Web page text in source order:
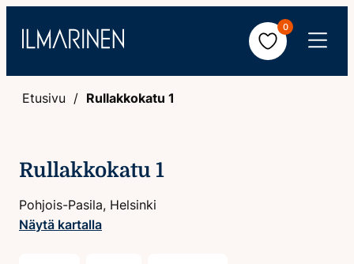
sisältöön
0
Avaa
valikko
Etusivu Rullakkokatu 1
Rullakkokatu 1
Pohjois-Pasila, Helsinki
Näytä kartalla